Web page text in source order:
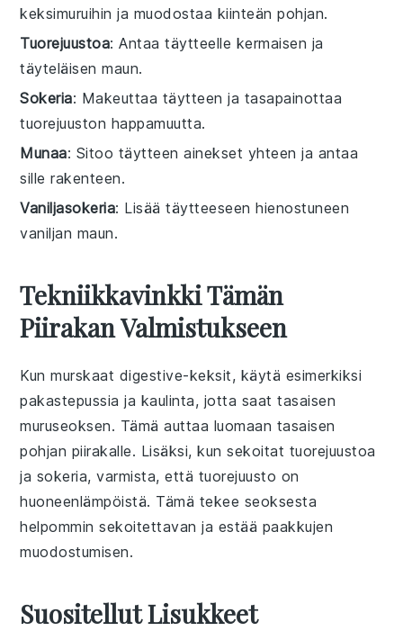
keksimuruihin ja muodostaa kiinteän pohjan.
Tuorejuustoa: Antaa täytteelle kermaisen ja
täyteläisen maun.
Sokeria: Makeuttaa täytteen ja tasapainottaa
tuorejuuston happamuutta.
Munaa: Sitoo täytteen ainekset yhteen ja antaa
sille rakenteen.
Vaniljasokeria: Lisää täytteeseen hienostuneen
vaniljan maun.
Tekniikkavinkki Tämän
Piirakan Valmistukseen
Kun murskaat digestive-keksit, käytä esimerkiksi
pakastepussia ja kaulinta, jotta saat tasaisen
muruseoksen. Tämä auttaa luomaan tasaisen
pohjan piirakalle. Lisäksi, kun sekoitat tuorejuustoa
ja sokeria, varmista, että tuorejuusto on
huoneenlämpöistä. Tämä tekee seoksesta
helpommin sekoitettavan ja estää paakkujen
muodostumisen.
Suositellut Lisukkeet